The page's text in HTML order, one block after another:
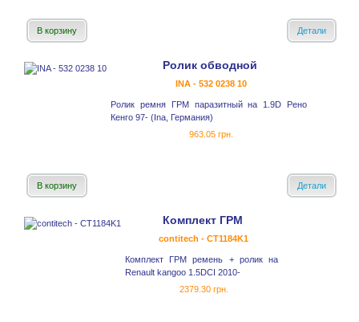
В корзину Детали
Ролик обводной
INA - 532 0238 10
Ролик ремня ГРМ паразитный на 1.9D Рено
Кенго 97- (Ina, Германия)
963.05 грн.
В корзину Детали
Комплект ГРМ
contitech - CT1184K1
Комплект ГРМ ремень + ролик на
Renault kangoo 1.5DCI 2010-
2379.30 грн.